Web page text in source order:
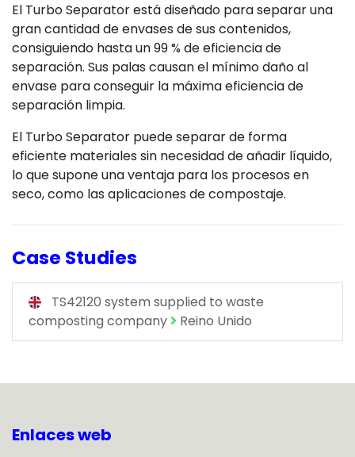
El Turbo Separator está diseñado para separar una
gran cantidad de envases de sus contenidos,
consiguiendo hasta un 99 % de eficiencia de
separación. Sus palas causan el mínimo daño al
envase para conseguir la máxima eficiencia de
separación limpia.
El Turbo Separator puede separar de forma
eficiente materiales sin necesidad de añadir líquido,
lo que supone una ventaja para los procesos en
seco, como las aplicaciones de compostaje.
Case Studies
TS42120 system supplied to waste
composting company
Reino Unido
Enlaces web